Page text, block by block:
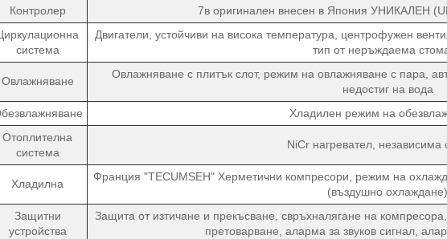
Контролер
7в оригинален внесен в Япония УНИКАЛЕН
система
Двигатели, устойчиви на висока температура, центрофужен
тип от неръждаема
Овлажняване
Овлажняване с плитък слот, режим на овлажняване с пара,
недостиг на вода
Хладилен режим на
Отоплителна
система
NiCr нагревател, независима
Хладилна
Франция "TECUMSEH" Херметични компресори, режим на
(въздушно охлаждане)
Защитни
устройства
Защита от изтичане и прекъсване, свръхналягане на
претоварване, аларма за звуков сигнал,